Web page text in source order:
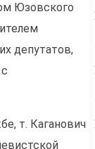
Юзовского
депутатов,
т. Каганович